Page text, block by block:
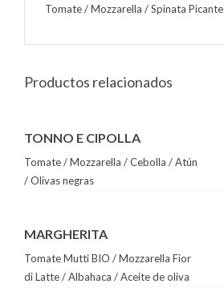
Tomate / Mozzarella / Spinata Picante
Productos relacionados
TONNO E CIPOLLA
Tomate / Mozzarella / Cebolla / Atún
/ Olivas negras
MARGHERITA
Tomate Mutti BIO / Mozzarella Fior
di Latte / Albahaca / Aceite de oliva